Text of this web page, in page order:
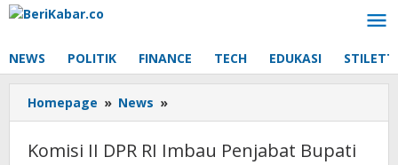
Lewati
NEWS POLITIK FINANCE TECH EDUKASI
Homepage » News »
II
RI
Komisi II DPR RI Imbau Penjabat Bupati